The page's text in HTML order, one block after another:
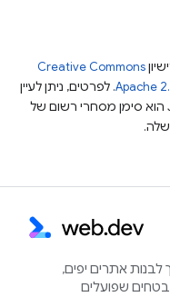
Creative Commons
Apache. לפרטים, ניתן לעיין
.‏ Java הוא סימן מסחרי רשום של
לבנות אתרים יפים,
שפועלים